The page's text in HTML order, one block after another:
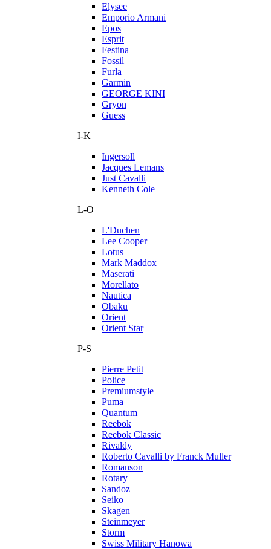
Elysee
Emporio Armani
Epos
Esprit
Festina
Fossil
Furla
Garmin
GEORGE KINI
Gryon
Guess
I-K
Ingersoll
Jacques Lemans
Just Cavalli
Kenneth Cole
L-O
L'Duchen
Lee Cooper
Lotus
Mark Maddox
Maserati
Morellato
Nautica
Obaku
Orient
Orient Star
P-S
Pierre Petit
Police
Premiumstyle
Puma
Quantum
Reebok
Reebok Classic
Rivaldy
Roberto Cavalli by Franck Muller
Romanson
Rotary
Sandoz
Seiko
Skagen
Steinmeyer
Storm
Swiss Military Hanowa